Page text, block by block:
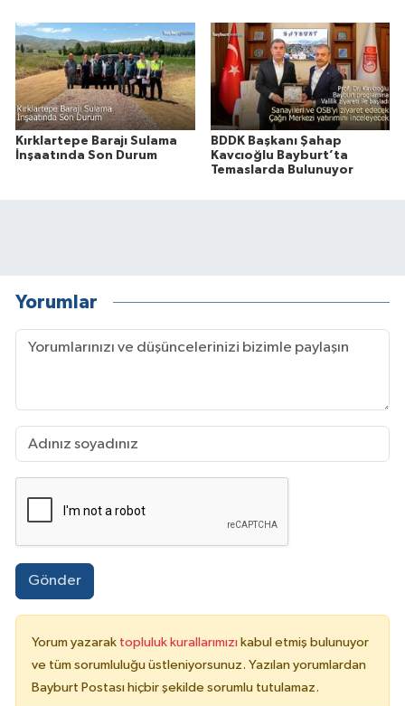
Kırklartepe Barajı Sulama
İnşaatında Son Durum
BDDK Başkanı Şahap
Kavcıoğlu Bayburt’ta
Temaslarda Bulunuyor
Yorumlar
Gönder
Yorum yazarak topluluk kurallarımızı kabul etmiş bulunuyor
ve tüm sorumluluğu üstleniyorsunuz. Yazılan yorumlardan
Bayburt Postası hiçbir şekilde sorumlu tutulamaz.